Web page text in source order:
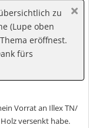
zu
(Lupe oben
eröffnest.
fürs
Vorrat an Illex TN/
versenkt habe.